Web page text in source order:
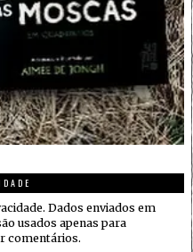
Dados enviados em
usados apenas para
comentários.